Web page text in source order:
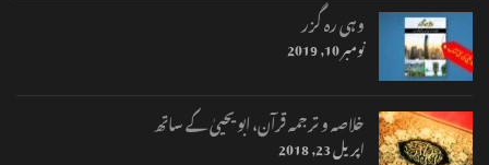
وہی رہ گزر
نومبر 10, 2019
خلاصہ و ترجمہ قرآن، ابو یحییٰ کے ساتھ
اپریل 23, 2018